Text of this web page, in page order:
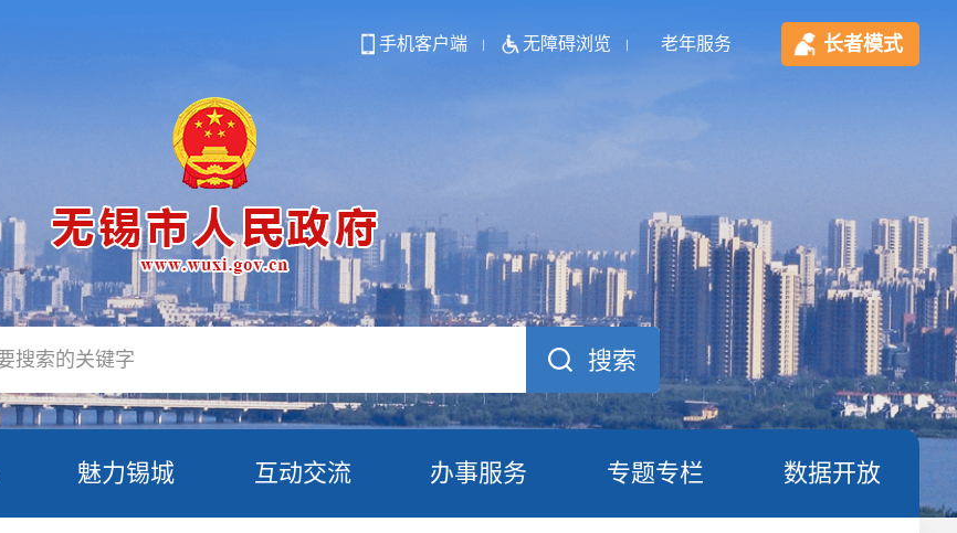
手机客户端 无障碍浏览 老年服务 长者模式
魅力锡城 互动交流 办事服务 专题专栏 数据开放